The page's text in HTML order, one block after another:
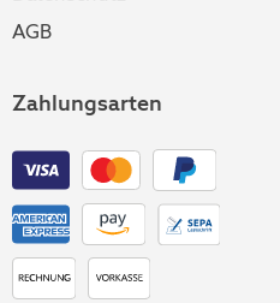
AGB
Zahlungsarten